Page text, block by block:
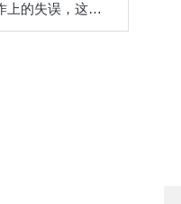
为减少超微粉碎机操作上的失误，这些要求必须满足